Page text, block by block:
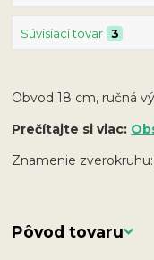
Súvisiaci tovar 3
Obvod 18 cm, ručná
Prečítajte si viac:
Znamenie zverokruhu:
Pôvod tovaru